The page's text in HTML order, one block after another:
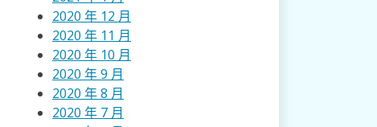
2020 年 12 月
2020 年 11 月
2020 年 10 月
2020 年 9 月
2020 年 8 月
2020 年 7 月